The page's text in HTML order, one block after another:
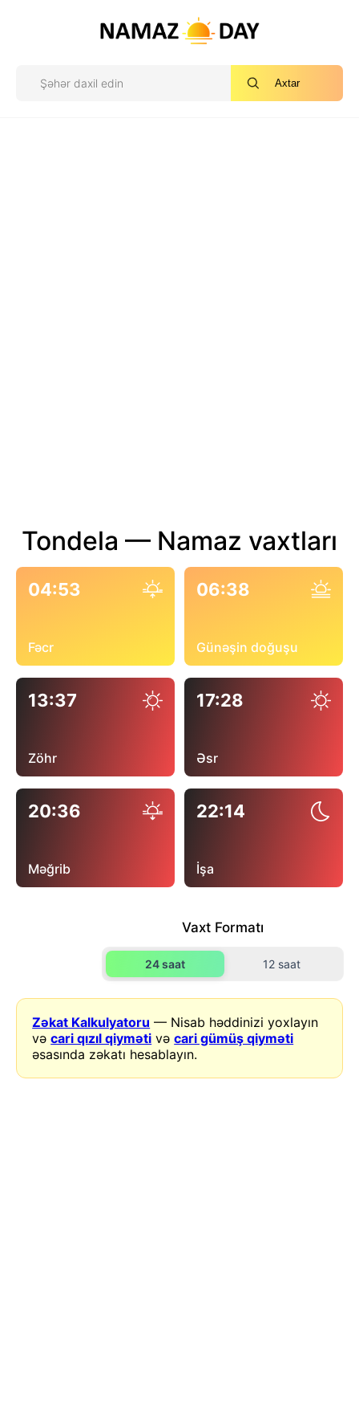
Axtar
Tondela — Namaz vaxtları
04:53
Fəcr
06:38
Günəşin doğuşu
13:37
Zöhr
17:28
Əsr
20:36
Məğrib
22:14
İşa
Vaxt Formatı
24 saat 12 saat
Zəkat Kalkulyatoru — Nisab həddinizi yoxlayın
vəcari qızıl qiyməti vəcari gümüş qiyməti
əsasında zəkatı hesablayın.